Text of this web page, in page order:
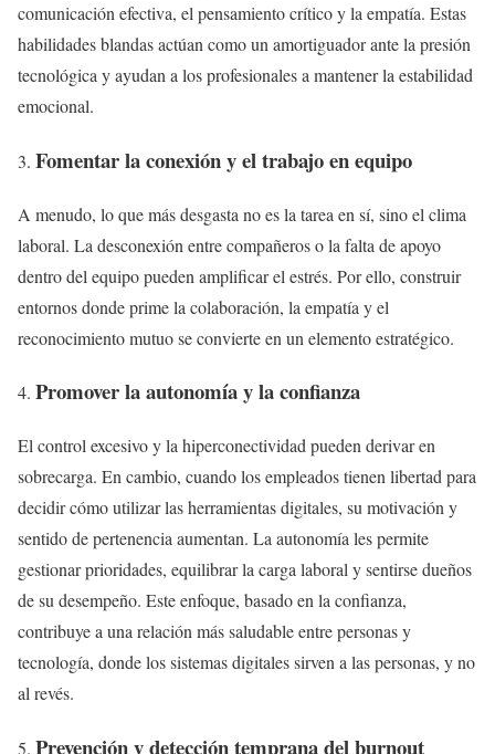
comunicación efectiva, el pensamiento crítico y la empatía. Estas
habilidades blandas actúan como un amortiguador ante la presión
tecnológica y ayudan a los profesionales a mantener la estabilidad
emocional.
Fomentar la conexión y el trabajo en equipo
A menudo, lo que más desgasta no es la tarea en sí, sino el clima
laboral. La desconexión entre compañeros o la falta de apoyo
dentro del equipo pueden amplificar el estrés. Por ello, construir
entornos donde prime la colaboración, la empatía y el
reconocimiento mutuo se convierte en un elemento estratégico.
Promover la autonomía y la confianza
El control excesivo y la hiperconectividad pueden derivar en
sobrecarga. En cambio, cuando los empleados tienen libertad para
decidir cómo utilizar las herramientas digitales, su motivación y
sentido de pertenencia aumentan. La autonomía les permite
gestionar prioridades, equilibrar la carga laboral y sentirse dueños
de su desempeño. Este enfoque, basado en la confianza,
contribuye a una relación más saludable entre personas y
tecnología, donde los sistemas digitales sirven a las personas, y no
al revés.
Prevención y detección temprana del burnout